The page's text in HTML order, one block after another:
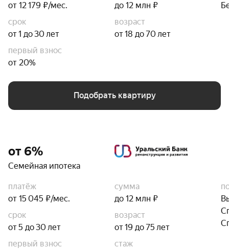
от 12 179 ₽/мес.
до 12 млн ₽
срок
от 1 до 30 лет
возраст
от 18 до 70 лет
первый взнос
от 20%
Подобрать квартиру
от 6%
Семейная ипотека
платёж
от 15 045 ₽/мес.
сумма
до 12 млн ₽
срок
от 5 до 30 лет
возраст
от 19 до 75 лет
первый взнос
стаж